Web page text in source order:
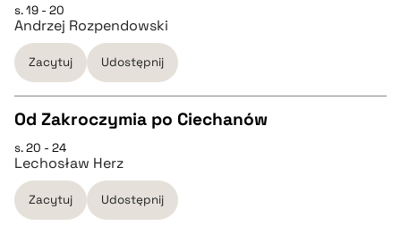
pobierz cytat
CZYSTY TEKST
pobierz cytat
BIBTEX
pobierz cytat
s. 19 - 20
Andrzej Rozpendowski
Zacytuj Udostępnij
CZYSTY TEKST
pobierz cytat
Od Zakroczymia po Ciechanów
s. 20 - 24
Lechosław Herz
Zacytuj Udostępnij